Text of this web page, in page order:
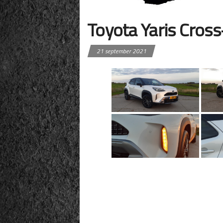
Toyota Yaris
21 september 2021